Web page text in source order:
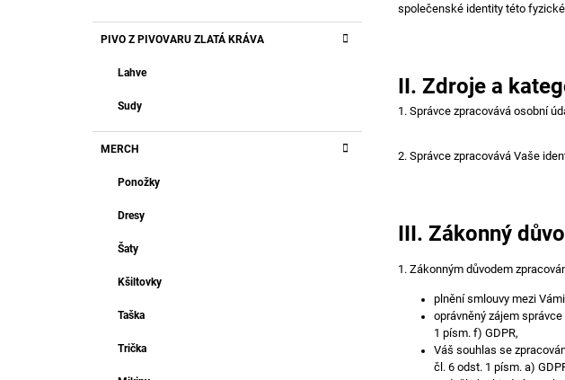
kategorie
K
A
R
PIVO Z PIVOVARU ZLATÁ KRÁVA
Lahve
Sudy
MERCH
Ponožky
Dresy
Šaty
Kšiltovky
Taška
Trička
společenské identity této fyzické
II. Zdroje a
1. Správce zpracovává osobní
2. Správce zpracovává Vaše
III. Zákonný
1. Zákonným důvodem
plnění smlouvy mezi
oprávněný zájem
1 písm. f) GDPR,
Váš souhlas se
čl. 6 odst. 1 písm. a)